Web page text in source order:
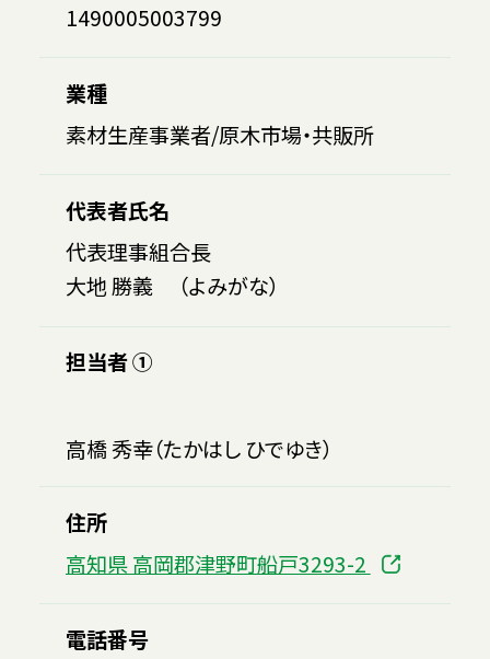
1490005003799
業種
素材生産事業者/原木市場・共販所
代表者氏名
代表理事組合長
大地 勝義 （よみがな）
担当者 ①
高橋 秀幸（たかはし ひでゆき）
住所
高知県 高岡郡津野町船戸3293-2
電話番号